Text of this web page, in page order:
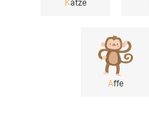
Katze
Affe